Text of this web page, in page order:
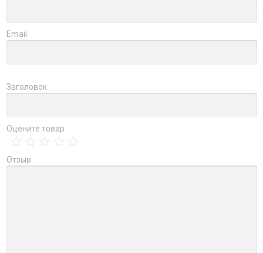
Email
Заголовок
Оцените товар
Отзыв